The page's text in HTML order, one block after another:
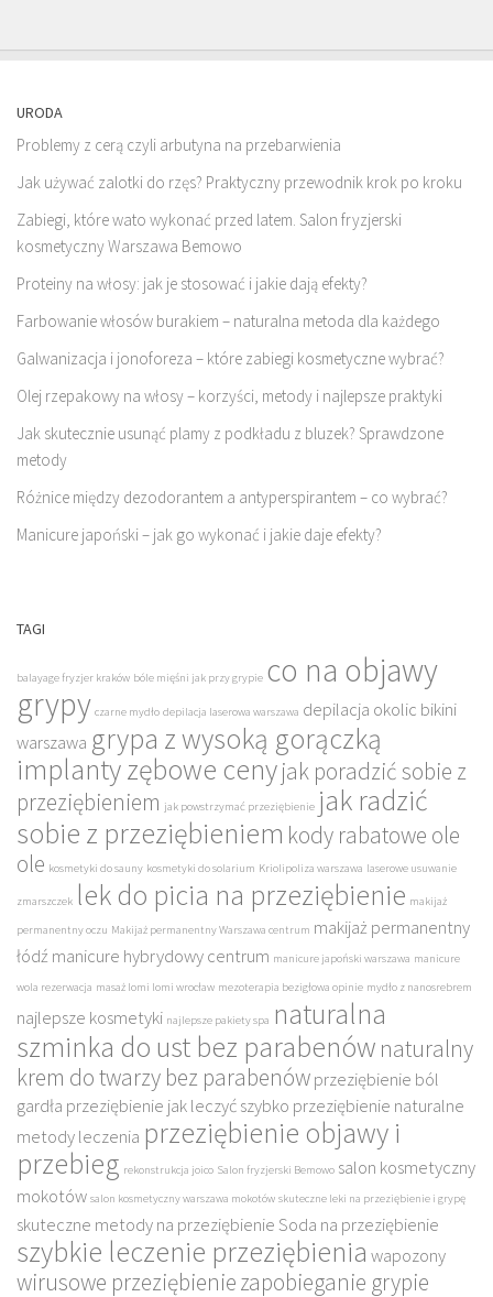
URODA
Problemy z cerą czyli arbutyna na przebarwienia
Jak używać zalotki do rzęs? Praktyczny przewodnik krok po kroku
Zabiegi, które wato wykonać przed latem. Salon fryzjerski
kosmetyczny Warszawa Bemowo
Proteiny na włosy: jak je stosować i jakie dają efekty?
Farbowanie włosów burakiem – naturalna metoda dla każdego
Galwanizacja i jonoforeza – które zabiegi kosmetyczne wybrać?
Olej rzepakowy na włosy – korzyści, metody i najlepsze praktyki
Jak skutecznie usunąć plamy z podkładu z bluzek? Sprawdzone
metody
Różnice między dezodorantem a antyperspirantem – co wybrać?
Manicure japoński – jak go wykonać i jakie daje efekty?
TAGI
balayage fryzjer kraków bóle mięśni jak przy grypie co na objawy
grypy czarne mydło depilacja laserowa warszawa depilacja okolic bikini
warszawa grypa z wysoką gorączką
implanty zębowe cenyjak poradzić sobie z
przeziębieniem jak powstrzymać przeziębienie jak radzić
sobie z przeziębieniem kody rabatowe ole
ole kosmetyki do sauny kosmetyki do solarium Kriolipoliza warszawa laserowe usuwanie
zmarszczek lek do picia na przeziębienie makijaż
permanentny oczu Makijaż permanentny Warszawa centrum makijaż permanentny
łódź manicure hybrydowy centrum manicure japoński warszawa manicure
wola rezerwacja masaż lomi lomi wrocław mezoterapia bezigłowa opinie mydło z nanosrebrem
najlepsze kosmetyki najlepsze pakiety spa naturalna
szminka do ust bez parabenów naturalny
krem do twarzy bez parabenówprzeziębienie ból
gardła przeziębienie jak leczyć szybko przeziębienie naturalne
metody leczenia przeziębienie objawy i
przebieg rekonstrukcja joico Salon fryzjerski Bemowo salon kosmetyczny
mokotów salon kosmetyczny warszawa mokotów skuteczne leki na przeziębienie i grypę
skuteczne metody na przeziębienieSoda na przeziębienie
szybkie leczenie przeziębienia wapozony
wirusowe przeziębieniezapobieganie grypie